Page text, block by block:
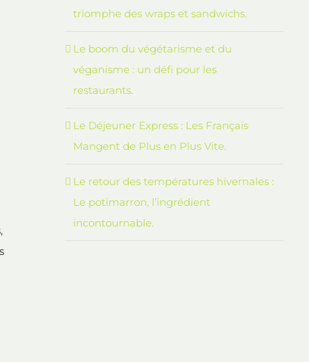
triomphe des wraps et sandwichs.
Le boom du végétarisme et du
véganisme : un défi pour les
restaurants.
Le Déjeuner Express : Les Français
Mangent de Plus en Plus Vite.
Le retour des températures hivernales :
Le potimarron, l’ingrédient
incontournable.